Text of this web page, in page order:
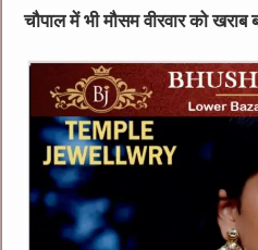
चौपाल में भी मौसम वीरवार को